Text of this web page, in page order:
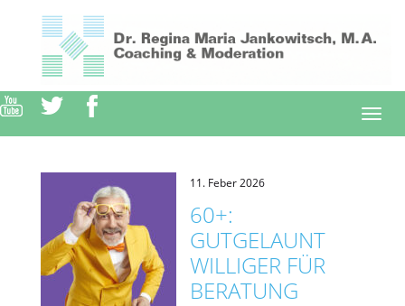
11. Feber 2026
60+:
GUTGELAUNT
WILLIGER FÜR
BERATUNG